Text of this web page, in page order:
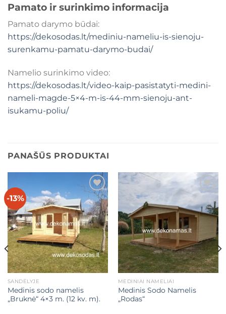
Pamato ir surinkimo informacija
Pamato darymo būdai:
https://dekosodas.lt/mediniu-nameliu-is-sienoju-
surenkamu-pamatu-darymo-budai/
Namelio surinkimo video:
https://dekosodas.lt/video-kaip-pasistatyti-medini-
nameli-magde-5×4-m-is-44-mm-sienoju-ant-
isukamu-poliu/
PANAŠŪS PRODUKTAI
-13% Mėgstamiausias
SANDĖLYJE
Medinis sodo namelis
„Bruknė“ 4×3 m. (12 kv. m).
Mėgstamiausias
MEDINIAI NAMELIAI
Medinis Sodo Namelis
„Rodas“